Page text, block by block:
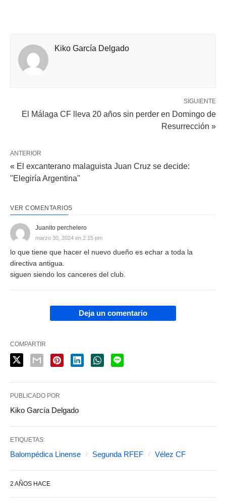
Kiko García Delgado
SIGUIENTE
El Málaga CF lleva 20 años sin perder en Domingo de
Resurrección »
ANTERIOR
« El excanterano malaguista Juan Cruz se decide:
"Elegiría Argentina"
VER COMENTARIOS
Juanito perchelero
marzo 30, 2024 en 2:15 pm
lo que tiene que hacer el nuevo dueño es echar a toda la
directiva antigua.
siguen siendo los canceres del club.
Deja un comentario
COMPARTIR
PUBLICADO POR
Kiko García Delgado
ETIQUETAS:
Balompédica Linense Segunda RFEF Vélez CF
2 AÑOS HACE